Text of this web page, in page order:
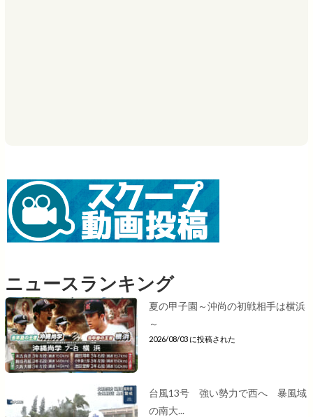
ニュースランキング
夏の甲子園～沖尚の初戦相手は横浜
～
2026/08/03 に投稿された
台風13号 強い勢力で西へ 暴風域
の南大...